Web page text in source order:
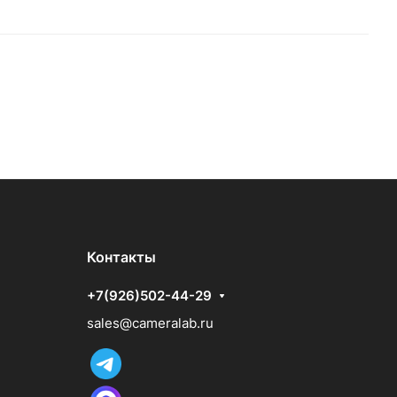
Контакты
+7(926)502-44-29
sales@cameralab.ru